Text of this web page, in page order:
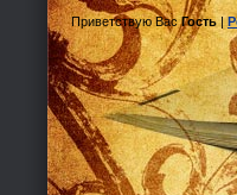
Приветствую Вас Гость|